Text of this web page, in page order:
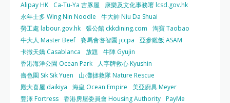
Alipay HK
Ca-Tu-Ya 吉豚屋
康樂及文化事務署 lcsd.gov.hk
永年士多 Wing Nin Noodle
牛大帥 Niu Da Shuai
勞工處 labour.gov.hk 張公館 ckkdining.com
淘寶 Taobao
牛大人 Master Beef 賽馬會耆智園 jccpa
亞參雞飯 ASAM
卡撒天嬌 Casablanca
放題
牛陣 Gyujin
香港海洋公園 Ocean Park
人字牌救心 Kyushin
嗇色園 Sik Sik Yuen
山‧灘拯救隊 Nature Rescue
殿大喜屋 daikiya
海皇 Ocean Empire
美亞廚具 Meyer
豐澤 Fortress 香港房屋委員會 Housing Authority PayMe